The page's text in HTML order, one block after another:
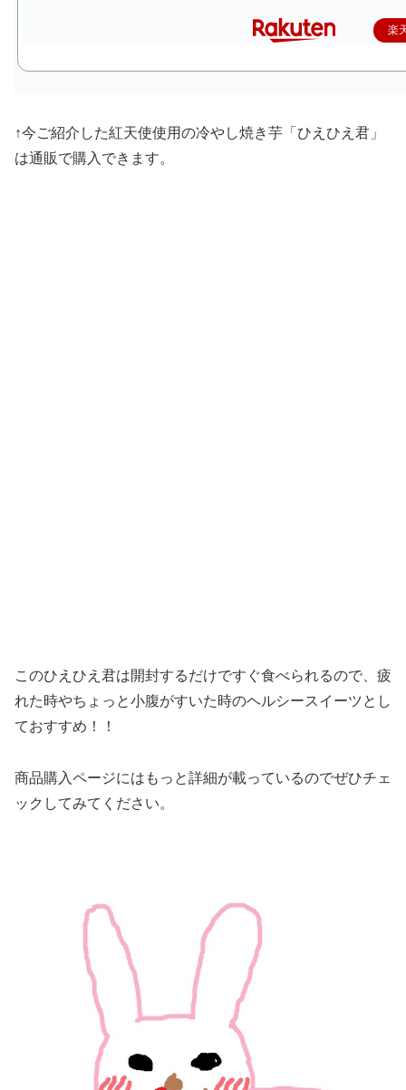
楽
↑今ご紹介した紅天使使用の冷やし焼き芋「ひえひえ君」
は通販で購入できます。
このひえひえ君は開封するだけですぐ食べられるので、疲
れた時やちょっと小腹がすいた時のヘルシースイーツとし
ておすすめ！！
商品購入ページにはもっと詳細が載っているのでぜひチェ
ックしてみてください。